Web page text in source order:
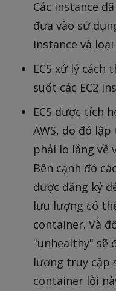
Các instance
đưa vào sử
instance và
ECS xử lý cách
suốt các EC2
ECS được tích
AWS, do đó
phải lo lắng về
Bên cạnh đó
được đăng ký
lưu lượng có
container. Và
"unhealthy" sẽ
lượng truy cập
container lỗi